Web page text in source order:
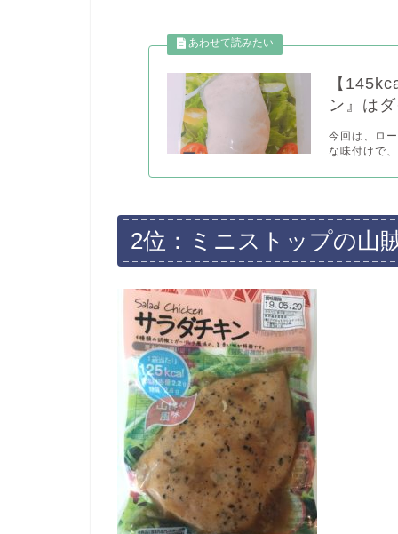
【
ン』は
今回は、ロ
な味付けで
2位：ミニストップの山